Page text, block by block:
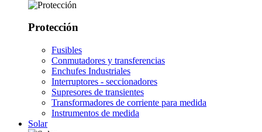
Protección
Fusibles
Conmutadores y transferencias
Enchufes Industriales
Interruptores - seccionadores
Supresores de transientes
Transformadores de corriente para medida
Instrumentos de medida
Solar